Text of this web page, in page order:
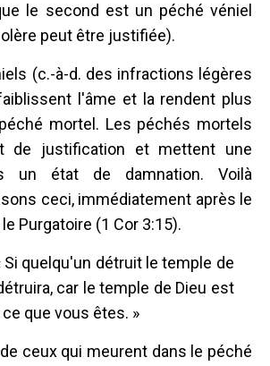
le second est un péché véniel
peut être justifiée).
(c.-à-d. des infractions légères
l'âme et la rendent plus
mortel. Les péchés mortels
de justification et mettent une
un état de damnation. Voilà
ceci, immédiatement après le
Purgatoire (1 Cor 3:15).
Si quelqu'un détruit le temple de
car le temple de Dieu est
que vous êtes. »
ceux qui meurent dans le péché